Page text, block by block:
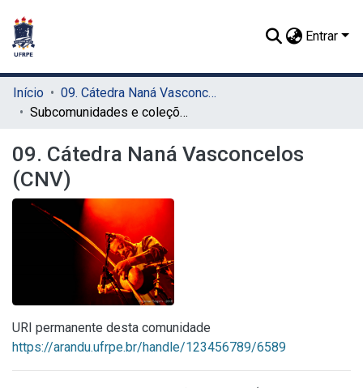
Entrar
Início
09. Cátedra Naná Vasconcelos (CNV)
Subcomunidades e coleções
09. Cátedra Naná Vasconcelos
(CNV)
URI permanente desta comunidade
https://arandu.ufrpe.br/handle/123456789/6589